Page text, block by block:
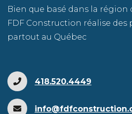
Bien que basé dans la région
FDF Construction réalise des
partout au Québec
418.520.4449